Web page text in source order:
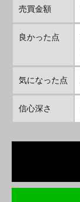
売買金額
良かった点
気になった点
信心深さ